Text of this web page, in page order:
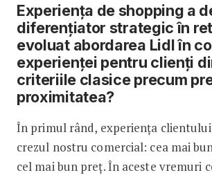
Experiența de shopping a
diferențiator strategic în
evoluat abordarea Lidl în
experienței pentru clienți
criteriile clasice precum
proximitatea?
În primul rând, experiența
crezul nostru comercial: cea mai
cel mai bun preț. În aceste vremuri